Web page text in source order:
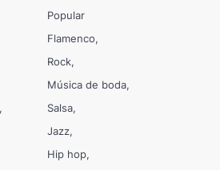
Popular
Flamenco
Rock
Música de boda
Salsa
Jazz
Hip hop